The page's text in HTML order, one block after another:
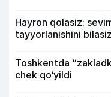
Hayron qolasiz:
tayyorlanishini
Toshkentda
chek qo‘yildi